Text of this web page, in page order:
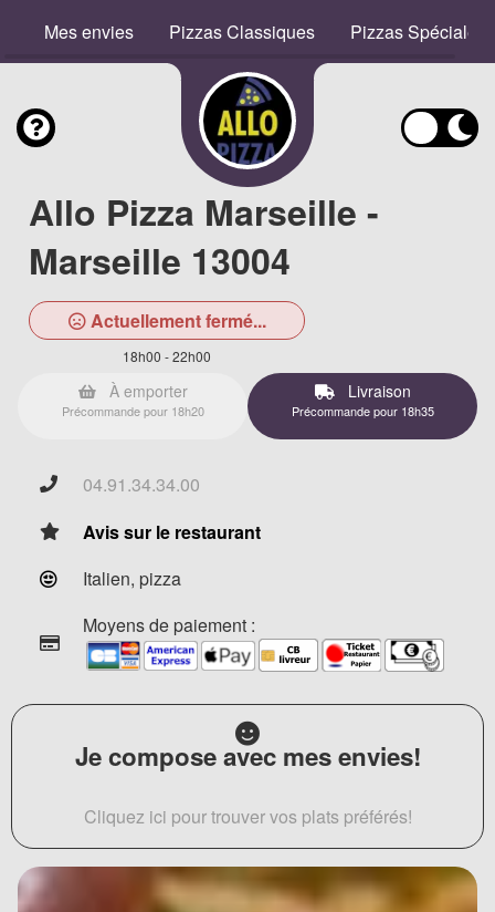
Mes envies Pizzas Classiques Pizzas Spéciales
Allo Pizza Marseille -
Marseille 13004
Actuellement fermé...
18h00 - 22h00
À emporter
Précommande pour 18h20
Livraison
Précommande pour 18h35
04.91.34.34.00
Avis sur le restaurant
Italien, pizza
Moyens de paiement :
Je compose avec mes envies!
Cliquez ici pour trouver vos plats préférés!